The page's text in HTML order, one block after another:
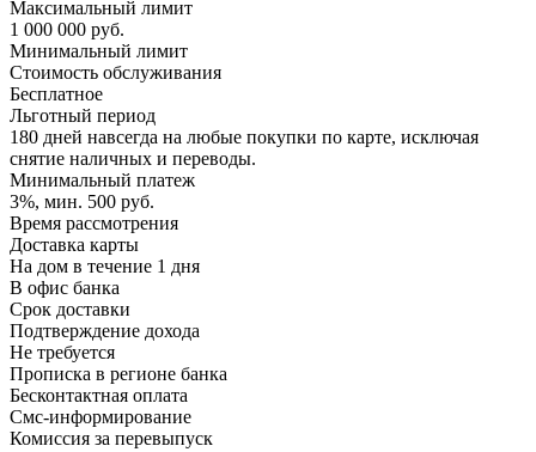
Максимальный лимит
1 000 000 руб.
Минимальный лимит
Стоимость обслуживания
Бесплатное
Льготный период
180 дней навсегда на любые покупки по карте, исключая
снятие наличных и переводы.
Минимальный платеж
3%, мин. 500 руб.
Время рассмотрения
Доставка карты
На дом в течение 1 дня
В офис банка
Срок доставки
Подтверждение дохода
Не требуется
Прописка в регионе банка
Бесконтактная оплата
Смс-информирование
Комиссия за перевыпуск